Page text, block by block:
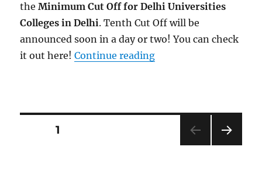
theMinimum Cut Off for Delhi Universities
Colleges in Delhi. Tenth Cut Off will be
announced soon in a day or two! You can check
it out here!Continue reading“(Delhi University*}
Posts
PAGE1